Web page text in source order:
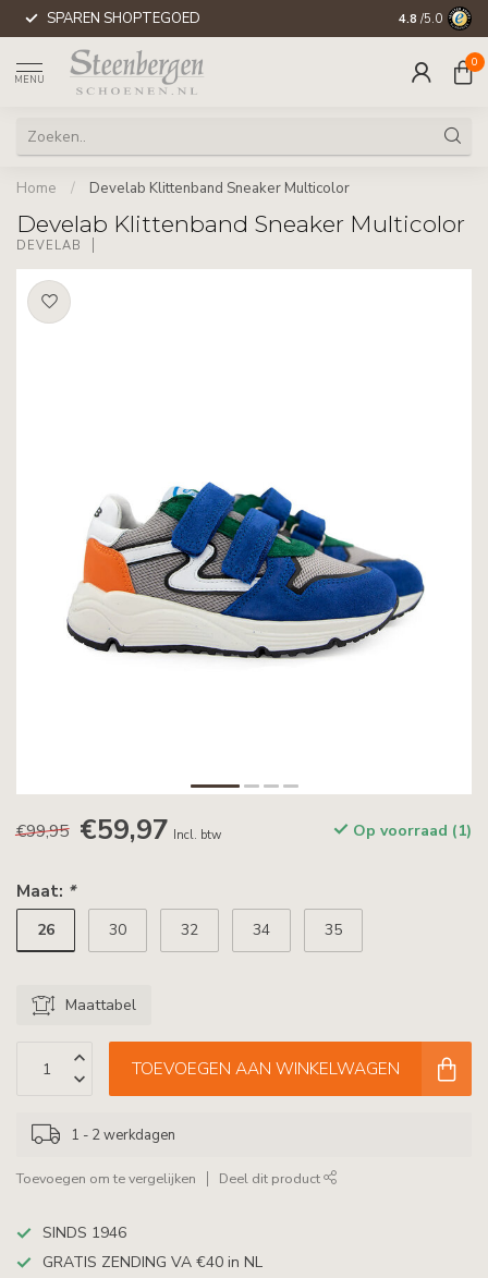
SPAREN SHOPTEGOED 4.8 /5.0
MENU
0
Home / Develab Klittenband Sneaker Multicolor
Develab Klittenband Sneaker Multicolor
DEVELAB
€99,95 €59,97 Incl. btw Op voorraad (1)
Maat: *
26 30 32 34 35
Maattabel
TOEVOEGEN AAN WINKELWAGEN
1 - 2 werkdagen
Toevoegen om te vergelijken Deel dit product
SINDS 1946
GRATIS ZENDING VA €40 in NL